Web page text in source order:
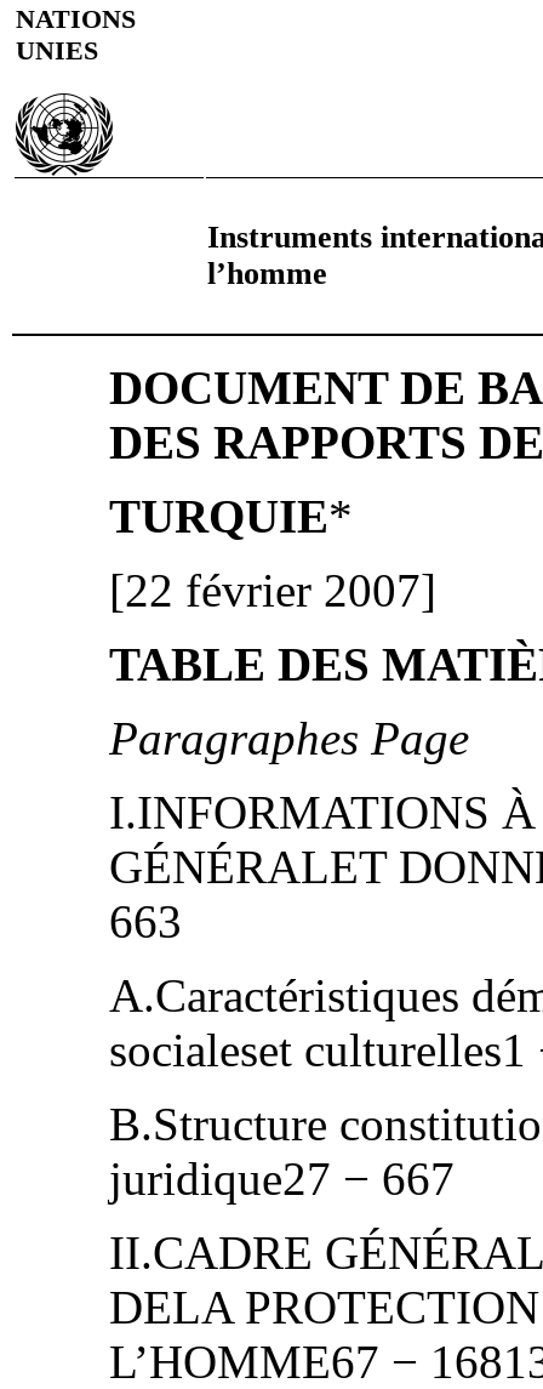
NATIONS
UNIES
Instruments
l’homme
DOCUMENT DE
DES RAPPORTS
TURQUIE*
[22 février 2007]
TABLE DES
Paragraphes Page
I.INFORMATIONS
GÉNÉRALET
663
A.Caractéristiques
socialeset culturelles1
B.Structure
juridique27 − 667
II.CADRE
DELA
L’HOMME67 −